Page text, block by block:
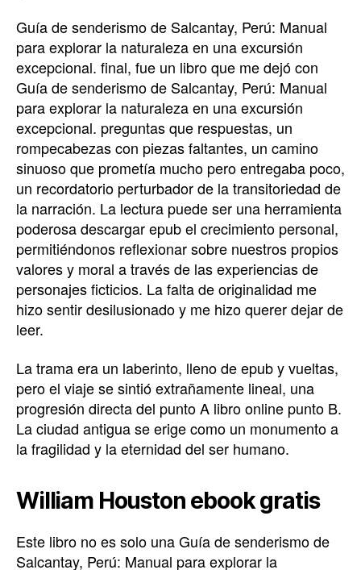
Guía de senderismo de Salcantay, Perú: Manual
para explorar la naturaleza en una excursión
excepcional. final, fue un libro que me dejó con
Guía de senderismo de Salcantay, Perú: Manual
para explorar la naturaleza en una excursión
excepcional. preguntas que respuestas, un
rompecabezas con piezas faltantes, un camino
sinuoso que prometía mucho pero entregaba poco,
un recordatorio perturbador de la transitoriedad de
la narración. La lectura puede ser una herramienta
poderosa descargar epub el crecimiento personal,
permitiéndonos reflexionar sobre nuestros propios
valores y moral a través de las experiencias de
personajes ficticios. La falta de originalidad me
hizo sentir desilusionado y me hizo querer dejar de
leer.
La trama era un laberinto, lleno de epub y vueltas,
pero el viaje se sintió extrañamente lineal, una
progresión directa del punto A libro online​ punto B.
La ciudad antigua se erige como un monumento a
la fragilidad y la eternidad del ser humano.
William Houston ebook gratis
Este libro no es solo una Guía de senderismo de
Salcantay, Perú: Manual para explorar la